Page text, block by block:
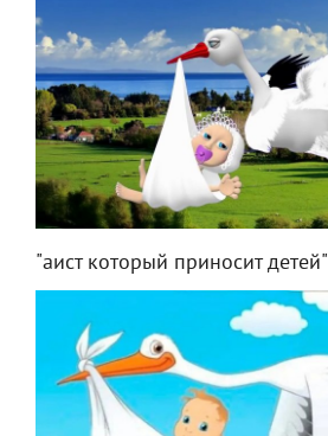
"аист который приносит детей"